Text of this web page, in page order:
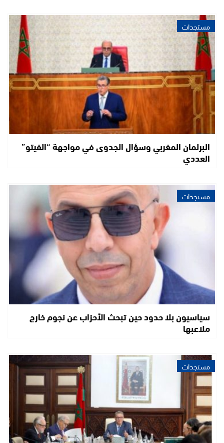
مستجدات
البرلمان المغربي وسؤال الجدوى في مواجهة “الفيتو”
العددي
مستجدات
سياسيون بلا حدود حين تبحث الأحزاب عن نجوم خارج
ملاعبها
مستجدات